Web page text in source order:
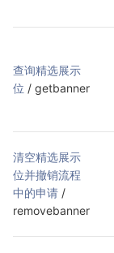
查询精选展示
位 / getbanner
清空精选展示
位并撤销流程
中的申请 /
removebanner